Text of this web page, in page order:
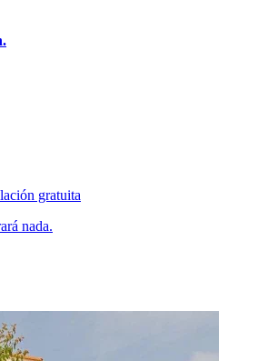
gratuita
nada.